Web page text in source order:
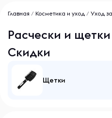
Главная / Косметика и уход / Уход
Расчески и
Скидки
Щетки